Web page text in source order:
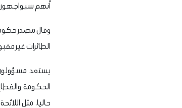
أنهم
وقال مصدر
الطائرات غير
يستعد مسؤولون
الحكومة